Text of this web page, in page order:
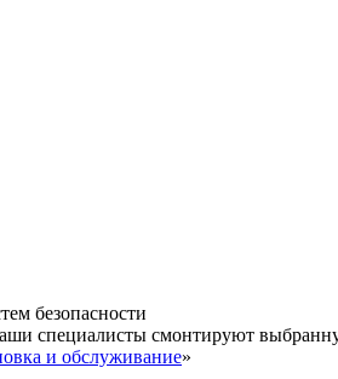
безопасности
специалисты смонтируют
и обслуживание»